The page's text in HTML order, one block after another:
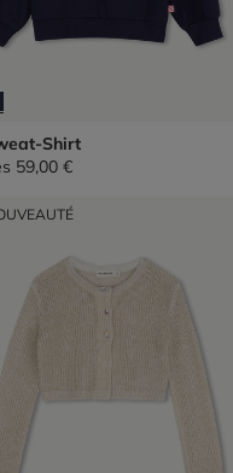
Shirt
59,00 €